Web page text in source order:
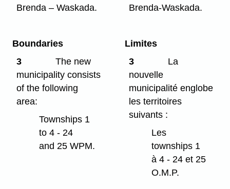
Brenda – Waskada.
Brenda-Waskada.
Boundaries
3
The new
municipality consists
of the following
area:
Townships 1
to 4 - 24
and 25 WPM.
Limites
3
La
nouvelle
municipalité englobe
les territoires
suivants :
Les
townships 1
à 4 - 24 et 25
O.M.P.